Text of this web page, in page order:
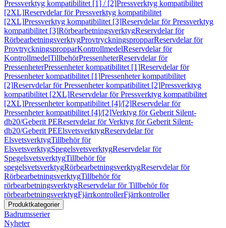
Pressverktyg kompatibilitet [1] / [2]Pressverktyg kompatibilitet
[2XL]Reservdelar för Pressverktyg kompatibilitet
[2XL]Pressverktyg kompatibilitet [3]Reservdelar för Pressverktyg
kompatibilitet [3]RörbearbetningsverktygReservdelar för
RörbearbetningsverktygProvtryckningspropparReservdelar för
ProvtryckningspropparKontrollmedelReservdelar för
KontrollmedelTillbehörPressenheterReservdelar för
PressenheterPressenheter kompatibilitet [1]Reservdelar för
Pressenheter kompatibilitet [1]Pressenheter kompatibilitet
[2]Reservdelar för Pressenheter kompatibilitet [2]Pressverktyg
kompatibilitet [2XL]Reservdelar för Pressverktyg kompatibilitet
[2XL]Pressenheter kompatibilitet [4]/[2]Reservdelar för
Pressenheter kompatibilitet [4]/[2]Verktyg för Geberit Silent-
db20/Geberit PEReservdelar för Verktyg för Geberit Silent-
db20/Geberit PEElsvetsverktygReservdelar för
ElsvetsverktygTillbehör för
ElsvetsverktygSpegelsvetsverktygReservdelar för
SpegelsvetsverktygTillbehör för
spegelsvetsverktygRörbearbetningsverktygReservdelar för
RörbearbetningsverktygTillbehör för
rörbearbetningsverktygReservdelar för Tillbehör för
rörbearbetningsverktygFjärrkontrollerFjärrkontroller
Produktkategorier
Badrumsserier
Nyheter